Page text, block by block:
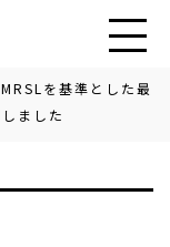
を基準とした最
ました